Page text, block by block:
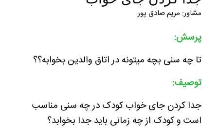
مشاور: مریم صادق پور
پرسش:
تا چه سنی بچه میتونه در اتاق والدین بخوابه؟؟
توصیف:
جدا کردن جای خواب کودک در چه سنی مناسب
است و کودک از چه زمانی باید جدا بخوابد؟